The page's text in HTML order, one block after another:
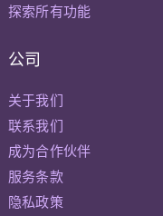
探索所有功能
公司
关于我们
联系我们
成为合作伙伴
服务条款
隐私政策